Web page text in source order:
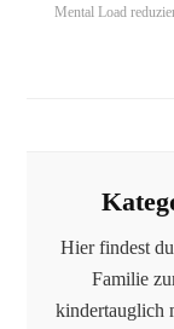
Mental Load
Hier findest
Familie
kindertauglich